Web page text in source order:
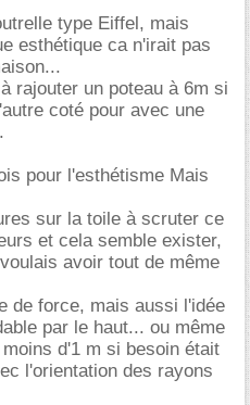
type Eiffel, mais
esthétique ca n'irait pas
rajouter un poteau à 6m si
coté pour avec une
pour l'esthétisme Mais
sur la toile à scruter ce
et cela semble exister,
avoir tout de même
de force, mais aussi l'idée
par le haut... ou même
d'1 m si besoin était
l'orientation des rayons